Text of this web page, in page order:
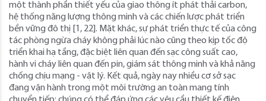
một thành phần thiết yếu của giao thông ít phát thải carbon,
hệ thống năng lượng thông minh và các chiến lược phát triển
bền vững đô thị [1, 22]. Mặt khác, sự phát triển thực tế của công
tác phòng ngừa cháy không phải lúc nào cũng theo kịp tốc độ
triển khai hạ tầng, đặc biệt liên quan đến sạc công suất cao,
hành vi cháy liên quan đến pin, giám sát thông minh và khả năng
chống chịu mạng - vật lý. Kết quả, ngày nay nhiều cơ sở sạc
đang vận hành trong một môi trường an toàn mang tính